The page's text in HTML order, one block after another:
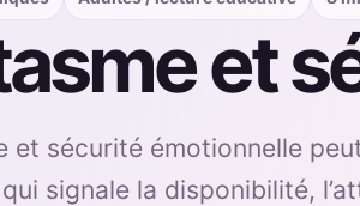
et
et sécurité émotionnelle
signale la disponibilité,